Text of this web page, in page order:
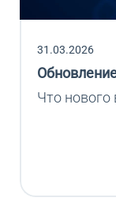
31.03.2026
Что нового